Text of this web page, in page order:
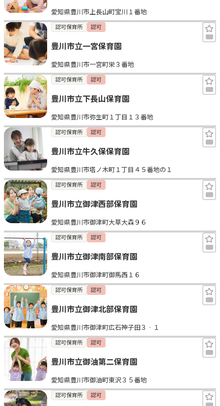
愛知県豊川市上長山町宝川１番地
認可保育所 認可
豊川市立一宮保育園
愛知県豊川市一宮町栄３番地
認可保育所 認可
豊川市立下長山保育園
愛知県豊川市弥生町１丁目１３番地
認可保育所 認可
豊川市立牛久保保育園
愛知県豊川市塔ノ木町１丁目４５番地の１
認可保育所 認可
豊川市立御津西部保育園
愛知県豊川市御津町大草大森９６
認可保育所 認可
豊川市立御津南部保育園
愛知県豊川市御津町御馬西１６
認可保育所 認可
豊川市立御津北部保育園
愛知県豊川市御津町広石神子田３‐１
認可保育所 認可
豊川市立御油第二保育園
愛知県豊川市御油町東沢３５番地
認可保育所 認可